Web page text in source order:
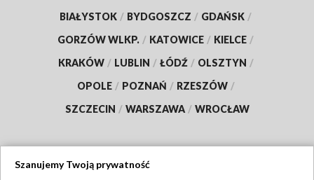
BIAŁYSTOK / BYDGOSZCZ / GDAŃSK /
GORZÓW WLKP. / KATOWICE / KIELCE /
KRAKÓW / LUBLIN / ŁÓDŹ / OLSZTYN /
OPOLE / POZNAŃ / RZESZÓW /
SZCZECIN / WARSZAWA / WROCŁAW
Szanujemy Twoją prywatność